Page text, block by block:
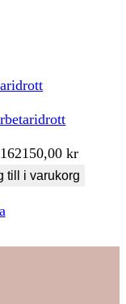
150,00kr
till i varukorg